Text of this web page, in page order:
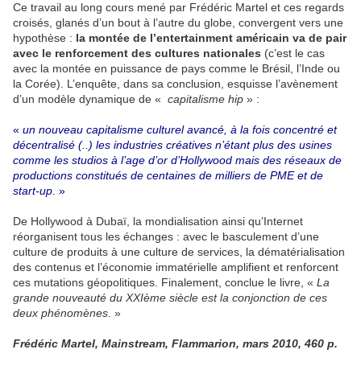
Ce travail au long cours mené par Frédéric Martel et ces regards
croisés, glanés d’un bout à l’autre du globe, convergent vers une
hypothèse : la montée de l’entertainment américain va de pair
avec le renforcement des cultures nationales (c’est le cas
avec la montée en puissance de pays comme le Brésil, l’Inde ou
la Corée). L’enquête, dans sa conclusion, esquisse l’avènement
d’un modèle dynamique de « capitalisme hip » :
« un nouveau capitalisme culturel avancé, à la fois concentré et
décentralisé (..) les industries créatives n’étant plus des usines
comme les studios à l’age d’or d’Hollywood mais des réseaux de
productions constitués de centaines de milliers de PME et de
start-up. »
De Hollywood à Dubaï, la mondialisation ainsi qu’Internet
réorganisent tous les échanges : avec le basculement d’une
culture de produits à une culture de services, la dématérialisation
des contenus et l’économie immatérielle amplifient et renforcent
ces mutations géopolitiques. Finalement, conclue le livre, « La
grande nouveauté du XXIème siècle est la conjonction de ces
deux phénomènes. »
Frédéric Martel, Mainstream, Flammarion, mars 2010, 460 p.